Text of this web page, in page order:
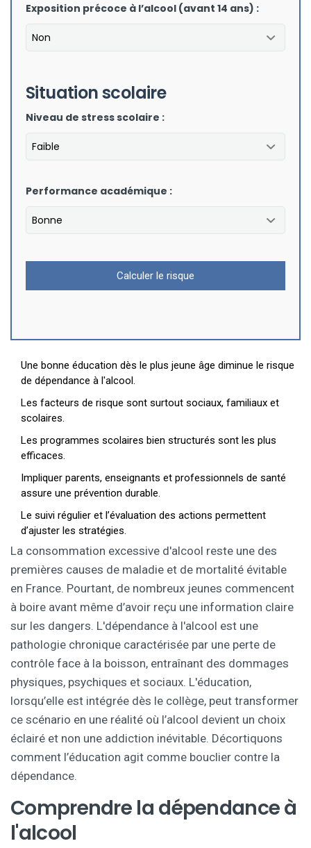
Exposition précoce à l’alcool (avant 14 ans) :
Situation scolaire
Niveau de stress scolaire :
Performance académique :
Calculer le risque
Une bonne éducation dès le plus jeune âge diminue le risque
de dépendance à l'alcool.
Les facteurs de risque sont surtout sociaux, familiaux et
scolaires.
Les programmes scolaires bien structurés sont les plus
efficaces.
Impliquer parents, enseignants et professionnels de santé
assure une prévention durable.
Le suivi régulier et l’évaluation des actions permettent
d’ajuster les stratégies.
La consommation excessive d'alcool reste une des
premières causes de maladie et de mortalité évitable
en France. Pourtant, de nombreux jeunes commencent
à boire avant même d’avoir reçu une information claire
sur les dangers. L'dépendance à l'alcool est une
pathologie chronique caractérisée par une perte de
contrôle face à la boisson, entraînant des dommages
physiques, psychiques et sociaux. L'éducation,
lorsqu’elle est intégrée dès le collège, peut transformer
ce scénario en une réalité où l’alcool devient un choix
éclairé et non une addiction inévitable. Décortiquons
comment l’éducation agit comme bouclier contre la
dépendance.
Comprendre la dépendance à
l'alcool